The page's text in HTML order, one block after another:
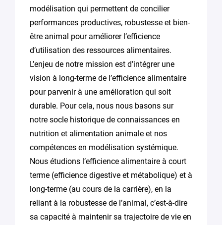
modélisation qui permettent de concilier
performances productives, robustesse et bien-
être animal pour améliorer l’efficience
d’utilisation des ressources alimentaires.
L’enjeu de notre mission est d’intégrer une
vision à long-terme de l’efficience alimentaire
pour parvenir à une amélioration qui soit
durable. Pour cela, nous nous basons sur
notre socle historique de connaissances en
nutrition et alimentation animale et nos
compétences en modélisation systémique.
Nous étudions l’efficience alimentaire à court
terme (efficience digestive et métabolique) et à
long-terme (au cours de la carrière), en la
reliant à la robustesse de l’animal, c’est-à-dire
sa capacité à maintenir sa trajectoire de vie en